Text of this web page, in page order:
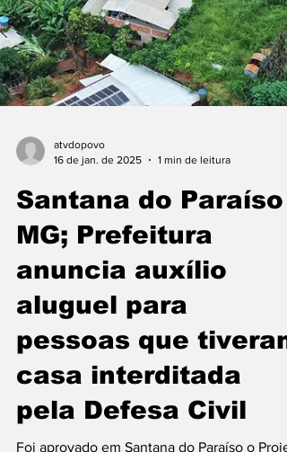
atvdopovo
Santana do Paraíso
MG; Prefeitura
anuncia auxílio
aluguel para
pessoas que tiveram